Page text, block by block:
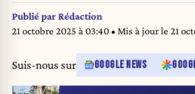
Publié parRédaction
21 octobre 2025 à 03:40• Mis à jour le 21
Suis-nous sur GOOGLE NEWS